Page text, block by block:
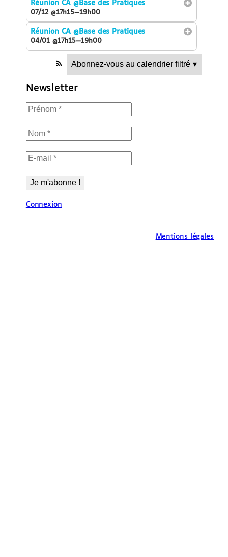
Réunion CA@Base des Pratiques
07/12 @17h15—19h00
Réunion CA@Base des Pratiques
04/01 @17h15—19h00
Abonnez-vous au calendrier filtré ▾
Newsletter
Connexion
Mentions légales